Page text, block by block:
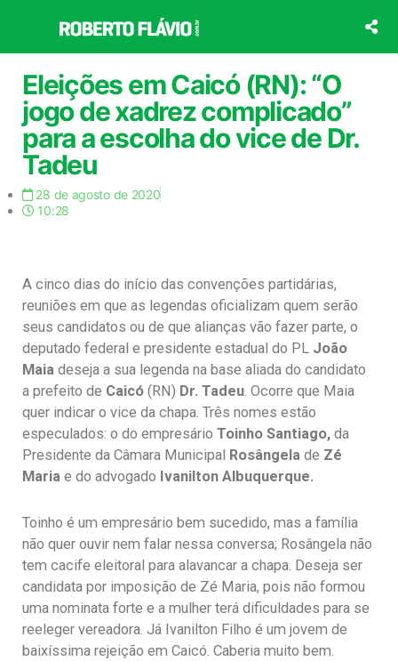
o
conteúdo
Eleições em Caicó (RN): “O
jogo de xadrez complicado”
para a escolha do vice de Dr.
Tadeu
28 de agosto de 2020
10:28
A cinco dias do início das convenções partidárias,
reuniões em que as legendas oficializam quem serão
seus candidatos ou de que alianças vão fazer parte, o
deputado federal e presidente estadual do PL João
Maia deseja a sua legenda na base aliada do candidato
a prefeito de Caicó (RN) Dr. Tadeu . Ocorre que Maia
quer indicar o vice da chapa. Três nomes estão
especulados: o do empresário Toinho Santiago, da
Presidente da Câmara Municipal Rosângela de Zé
Maria e do advogado Ivanilton Albuquerque.
Toinho é um empresário bem sucedido, mas a família
não quer ouvir nem falar nessa conversa; Rosângela não
tem cacife eleitoral para alavancar a chapa. Deseja ser
candidata por imposição de Zé Maria, pois não formou
uma nominata forte e a mulher terá dificuldades para se
reeleger vereadora. Já Ivanilton Filho é um jovem de
baixíssima rejeição em Caicó. Caberia muito bem.